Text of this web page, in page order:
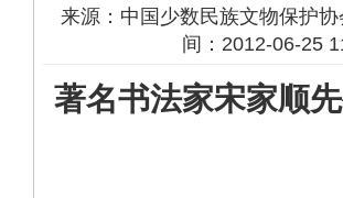
来源：中国少数民族文物保护
间：2012-06-25
著名书法家宋家顺